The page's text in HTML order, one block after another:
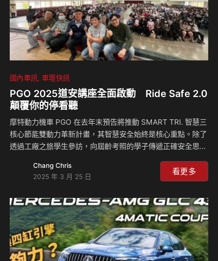
國內車訊 車壇快訊
PGO 2025道安講座全面啟動 Ride Safe 2.0
顛覆你的停看聽
摩特動力機車 PGO 在去年末預告將推動 SMART TRI. 智慧三
核心節能雙動力革新計畫，其智慧安全始終是核心重點。除了
透過工廠之旅學生參訪，向屆齡考照的學子傳遞正確安全思維
Safe 2.0 顛覆你的停看聽。」顛覆傳統道路安全觀念，結合智
慧科技，引領騎士進入全新的智慧安全時代。 PGO 以創新安
速克達的品牌，確保即使是輕量級車款，騎士依然能享有最高
規格的安全防護。此外，PGO 在高階車款上更搭載 BOSCH
TCS 循跡防滑軌跡系統 + ABS 防鎖死煞車系統，以全方位
安…
Chang Chris
2025 年 3 月 25 日
看更多